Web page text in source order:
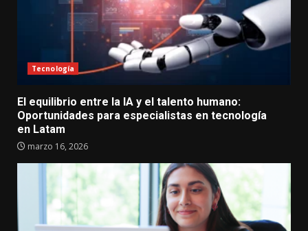
Tecnología
El equilibrio entre la IA y el talento humano:
Oportunidades para especialistas en tecnología
en Latam
marzo 16, 2026